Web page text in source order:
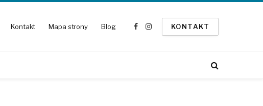
Kontakt Mapa strony Blog
Facebook
Instagram
KONTAKT